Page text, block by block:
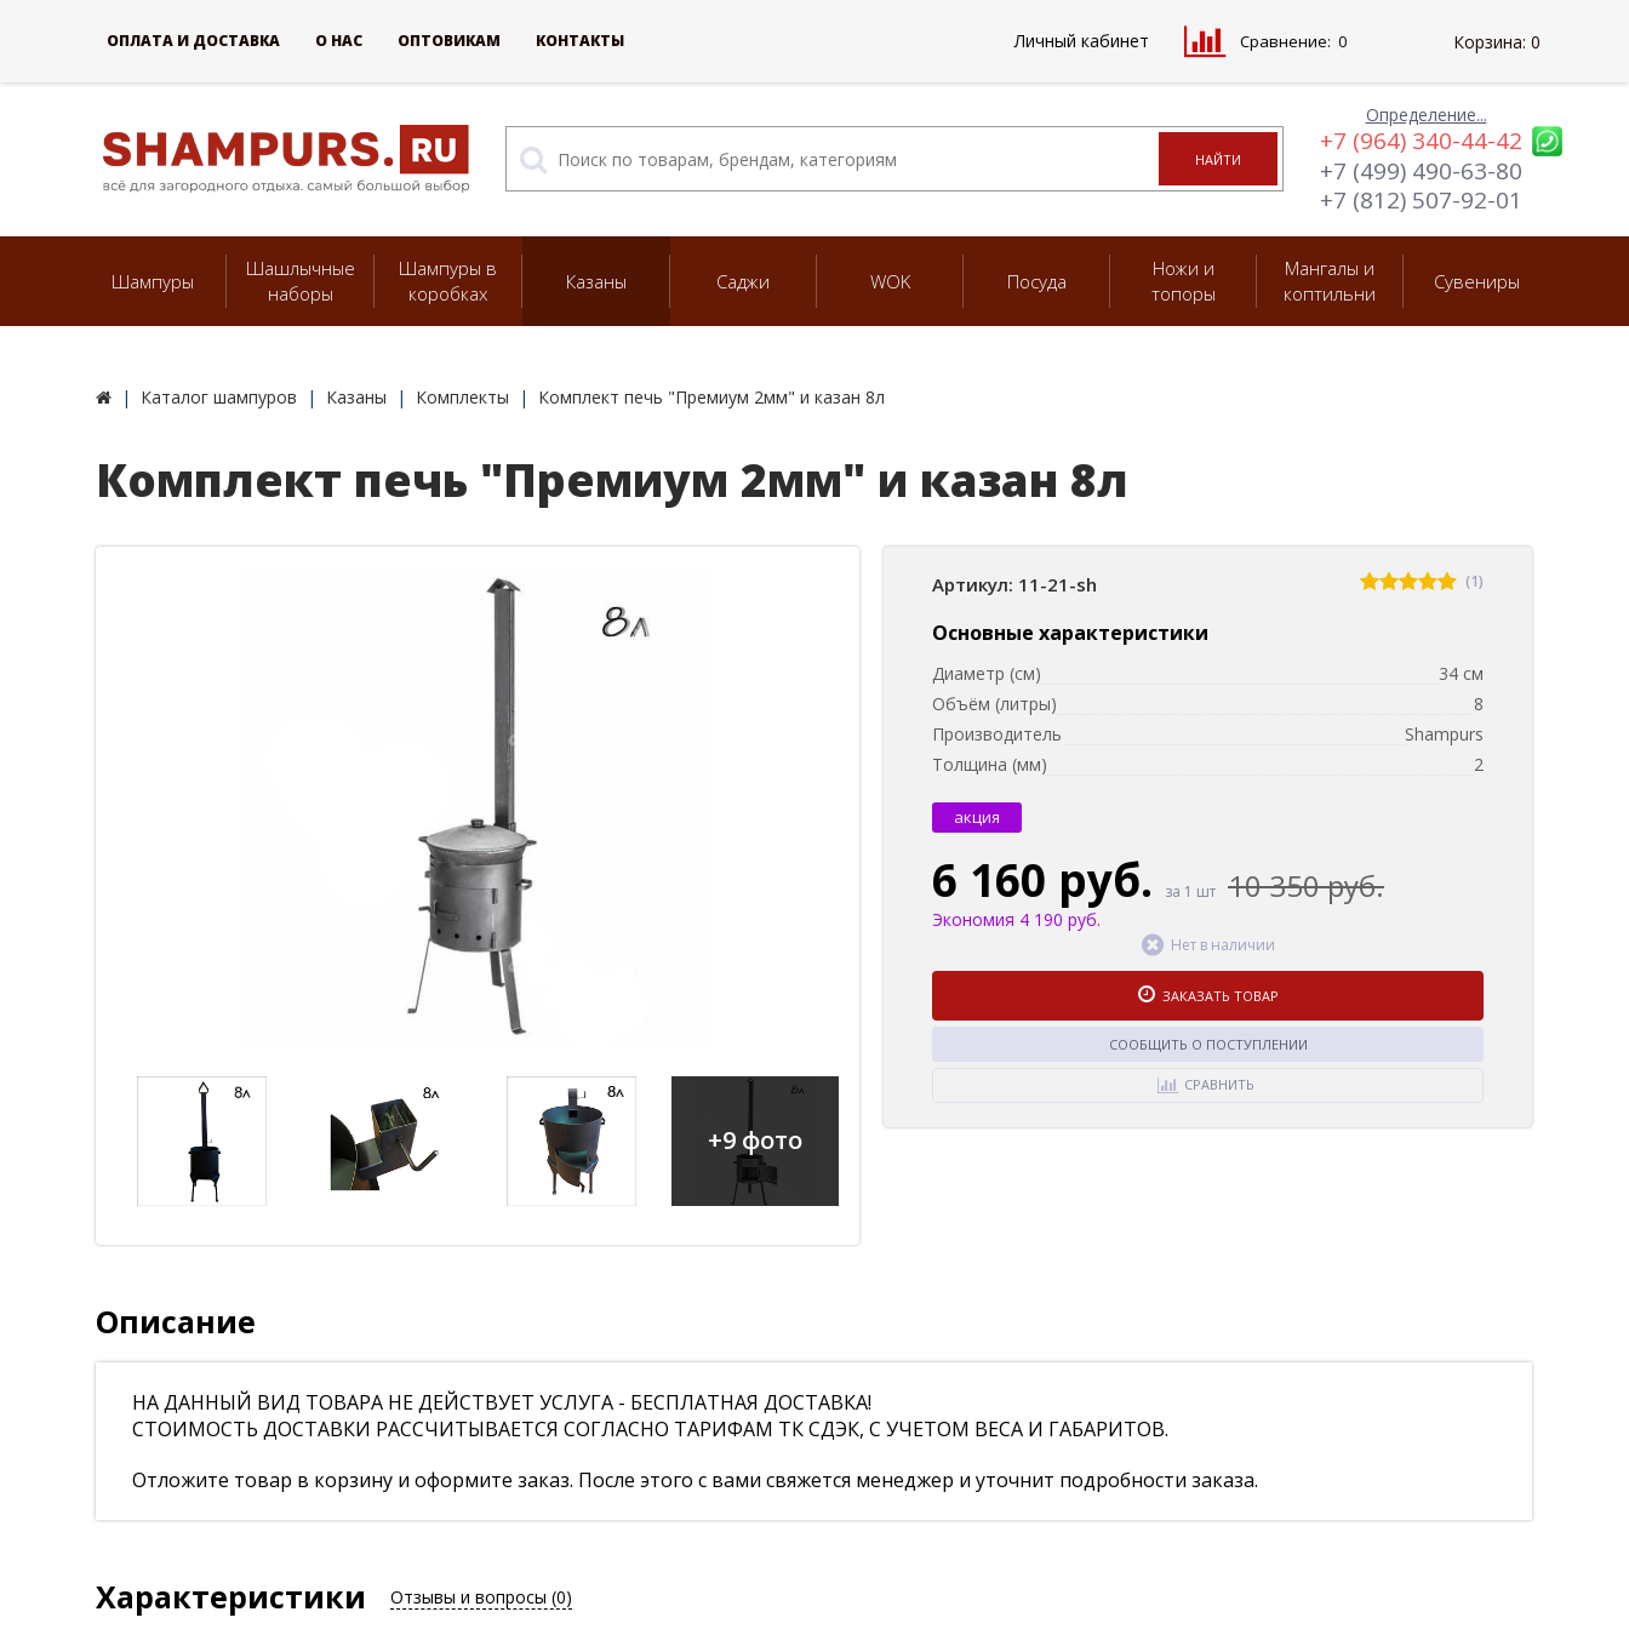
Определение...
+7 (964) 340-44-42
+7 (499) 490-63-80
+7 (812) 507-92-01
Шампуры
Шашлычные
наборы
Шампуры в
коробках
Казаны Саджи WOK Посуда
Ножи и
топоры
Мангалы и
коптильни
Сувениры
Каталог шампуров Казаны Комплекты Комплект печь "Премиум 2мм" и казан 8л
Комплект печь "Премиум 2мм" и казан 8л
+9 фото
Артикул: 11-21-sh (1)
Основные характеристики
Диаметр (см)
34 см
Объём (литры)
8
Производитель
Shampurs
Толщина (мм)
2
акция
6 160 руб. за 1 шт 10 350 руб.
Экономия 4 190 руб.
Нет в наличии
ЗАКАЗАТЬ ТОВАР
СООБЩИТЬ О ПОСТУПЛЕНИИ
СРАВНИТЬ
Описание
НА ДАННЫЙ ВИД ТОВАРА НЕ ДЕЙСТВУЕТ УСЛУГА - БЕСПЛАТНАЯ ДОСТАВКА!
СТОИМОСТЬ ДОСТАВКИ РАССЧИТЫВАЕТСЯ СОГЛАСНО ТАРИФАМ ТК СДЭК, С УЧЕТОМ ВЕСА И ГАБАРИТОВ.
Отложите товар в корзину и оформите заказ. После этого с вами свяжется менеджер и уточнит подробности заказа.
Характеристики Отзывы и вопросы (0)
ОПЛАТА И ДОСТАВКА О НАС ОПТОВИКАМ КОНТАКТЫ Личный кабинет Сравнение: 0 Корзина: 0